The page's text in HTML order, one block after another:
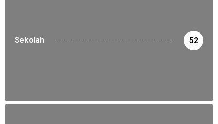
Sekolah 52